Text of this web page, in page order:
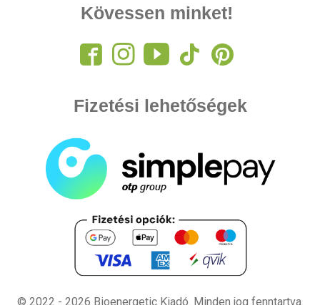
Kövessen minket!
Fizetési lehetőségek
© 2022 - 2026 Bioenergetic Kiadó. Minden jog fenntartva.